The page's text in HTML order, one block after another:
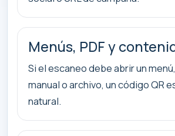
Menús, PDF y
Si el escaneo debe abrir un
manual o archivo, un código QR
natural.